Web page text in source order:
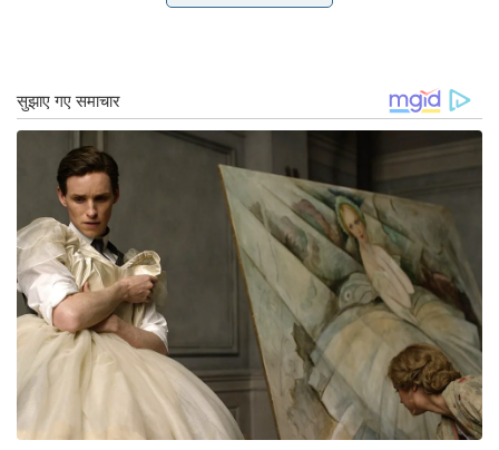
है। सुबह की सैर, चंचल लाने वाले सत्र, और अपने कुत्तों के
साथ शांत साहचर्य अपने मिशन के दौरान उनके लिए तरसने
की छोटी -छोटी खुशियों में से थे। अब ठोस जमीन पर वापस,
वह एक बार फिर उन कीमती क्षणों का आनंद ले सकती है जो
एक घर को वास्तव में घर जैसा महसूस कराते हैं। जैसा कि वह
पृथ्वी पर जीवन को पढ़ती है, यह स्पष्ट है कि गनर और गोरबी
उसकी तरफ से होंगे, जिससे यात्रा के हर कदम को थोड़ा
उज्जवल बना देगा।
Tags: अंतरराष्ट्रीय अंतरिक्ष स्टेशन सुनीता विलियम्स